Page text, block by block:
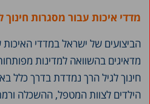
מדדי איכות עבור מסגרות חינוך
הביצועים של ישראל במדדי האיכות
מדאיגים בהשוואה למדינות
חינוך לגיל הרך נמדדת בדרך כלל
הילדים לצוות המטפל, ההשכלה